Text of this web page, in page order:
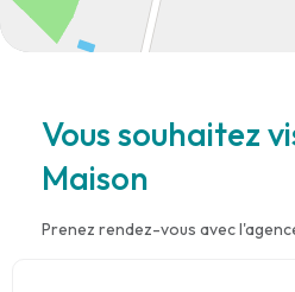
Vous souhaitez
Maison
Prenez rendez-vous avec